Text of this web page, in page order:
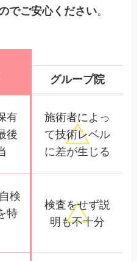
でご安心ください。
グループ院
有
後
施術者によっ
て技術レベル
に差が生じる
検
特
検査をせず説
明も不十分